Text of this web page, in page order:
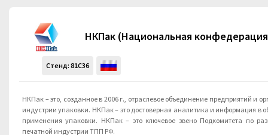
НКПак (Национальная
Стенд: 81C36
НКПак – это, созданное в 2006 г., отраслевое объединение предприятий и
индустрии упаковки. НКПак – это достоверная аналитика и информация в
применения упаковки. НКПак – это ключевое звено Подкомитета по
печатной индустрии ТПП РФ.